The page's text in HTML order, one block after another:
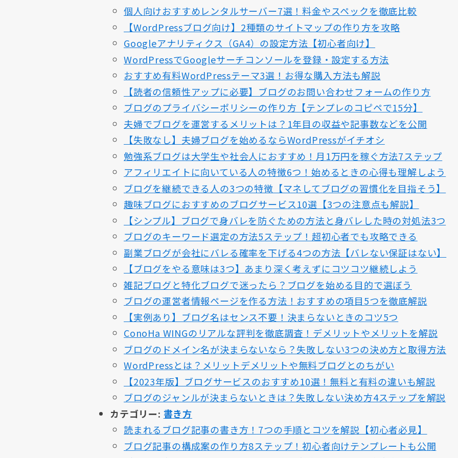
個人向けおすすめレンタルサーバー7選！料金やスペックを徹底比較
【WordPressブログ向け】2種類のサイトマップの作り方を攻略
Googleアナリティクス（GA4）の設定方法【初心者向け】
WordPressでGoogleサーチコンソールを登録・設定する方法
おすすめ有料WordPressテーマ3選！お得な購入方法も解説
【読者の信頼性アップに必要】ブログのお問い合わせフォームの作り方
ブログのプライバシーポリシーの作り方【テンプレのコピペで15分】
夫婦でブログを運営するメリットは？1年目の収益や記事数などを公開
【失敗なし】夫婦ブログを始めるならWordPressがイチオシ
勉強系ブログは大学生や社会人におすすめ！月1万円を稼ぐ方法7ステップ
アフィリエイトに向いている人の特徴6つ！始めるときの心得も理解しよう
ブログを継続できる人の3つの特徴【マネしてブログの習慣化を目指そう】
趣味ブログにおすすめのブログサービス10選【3つの注意点も解説】
【シンプル】ブログで身バレを防ぐための方法と身バレした時の対処法3つ
ブログのキーワード選定の方法5ステップ！超初心者でも攻略できる
副業ブログが会社にバレる確率を下げる4つの方法【バレない保証はない】
【ブログをやる意味は3つ】あまり深く考えずにコツコツ継続しよう
雑記ブログと特化ブログで迷ったら？ブログを始める目的で選ぼう
ブログの運営者情報ページを作る方法！おすすめの項目5つを徹底解説
【実例あり】ブログ名はセンス不要！決まらないときのコツ5つ
ConoHa WINGのリアルな評判を徹底調査！デメリットやメリットを解説
ブログのドメイン名が決まらないなら？失敗しない3つの決め方と取得方法
WordPressとは？メリットデメリットや無料ブログとのちがい
【2023年版】ブログサービスのおすすめ10選！無料と有料の違いも解説
ブログのジャンルが決まらないときは？失敗しない決め方4ステップを解説
カテゴリー: 書き方
読まれるブログ記事の書き方！7つの手順とコツを解説【初心者必見】
ブログ記事の構成案の作り方8ステップ！初心者向けテンプレートも公開